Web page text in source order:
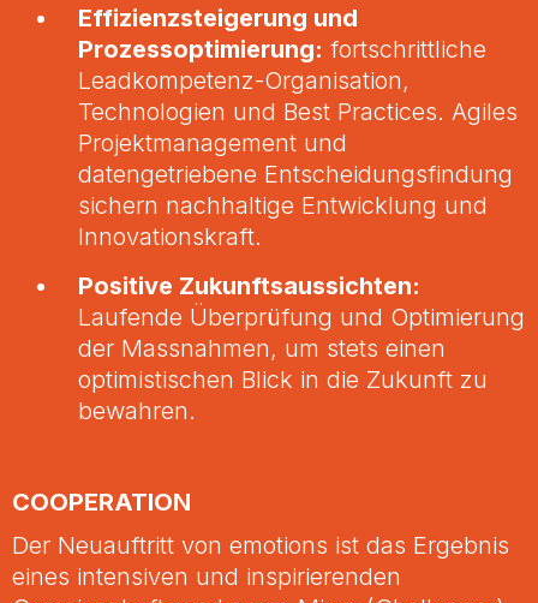
Effizienzsteigerung und
Prozessoptimierung: fortschrittliche
Leadkompetenz-Organisation,
Technologien und Best Practices. Agiles
Projektmanagement und
datengetriebene Entscheidungsfindung
sichern nachhaltige Entwicklung und
Innovationskraft.
Positive Zukunftsaussichten:
Laufende Überprüfung und Optimierung
der Massnahmen, um stets einen
optimistischen Blick in die Zukunft zu
bewahren.
COOPERATION
Der Neuauftritt von emotions ist das Ergebnis
eines intensiven und inspirierenden